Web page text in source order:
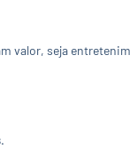
valor, seja
.